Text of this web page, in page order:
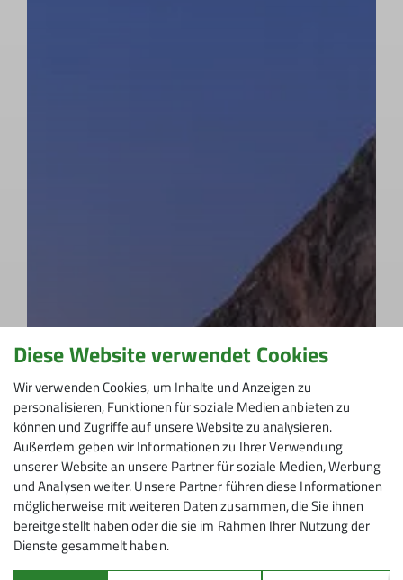
Diese Website verwendet Cookies
Wir verwenden Cookies, um Inhalte und Anzeigen zu
personalisieren, Funktionen für soziale Medien anbieten zu
können und Zugriffe auf unsere Website zu analysieren.
Außerdem geben wir Informationen zu Ihrer Verwendung
unserer Website an unsere Partner für soziale Medien, Werbung
und Analysen weiter. Unsere Partner führen diese Informationen
möglicherweise mit weiteren Daten zusammen, die Sie ihnen
bereitgestellt haben oder die sie im Rahmen Ihrer Nutzung der
Dienste gesammelt haben.